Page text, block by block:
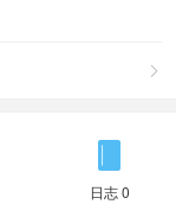


日志 0